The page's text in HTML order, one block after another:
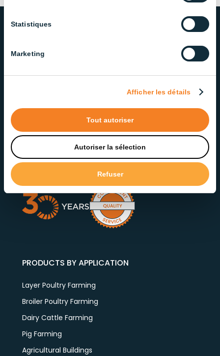
Statistiques
Marketing
Afficher les détails
Tout autoriser
Autoriser la sélection
Refuser
OUR COMMITMENT TO QUALITY
AND SERVICE
meet the highest standards of quality and
service at every step.
Contact our Support Team
PRODUCTS BY APPLICATION
Layer Poultry Farming
Broiler Poultry Farming
Dairy Cattle Farming
Pig Farming
Agricultural Buildings